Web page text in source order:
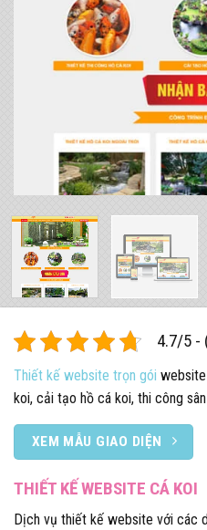
4.7/5 -
Thiết kế website trọn gói
koi, cải tạo hồ cá koi, thi công
XEM MẪU GIAO DIỆN
THIẾT KẾ WEBSITE CÁ KOI
Dịch vụ thiết kế website với các